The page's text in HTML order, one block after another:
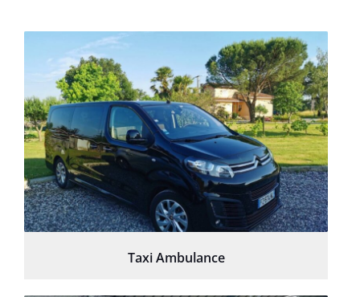
Taxi Ambulance